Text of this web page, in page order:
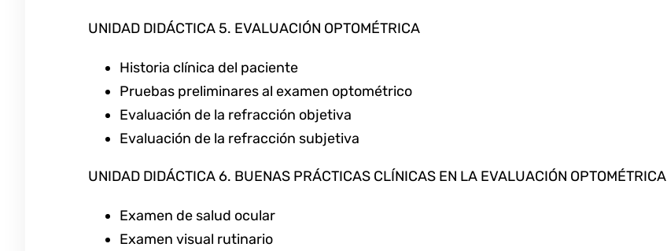
UNIDAD DIDÁCTICA 5. EVALUACIÓN OPTOMÉTRICA
Historia clínica del paciente
Pruebas preliminares al examen optométrico
Evaluación de la refracción objetiva
Evaluación de la refracción subjetiva
UNIDAD DIDÁCTICA 6. BUENAS PRÁCTICAS CLÍNICAS EN LA EVALUACIÓN OPTOMÉTRICA
Examen de salud ocular
Examen visual rutinario